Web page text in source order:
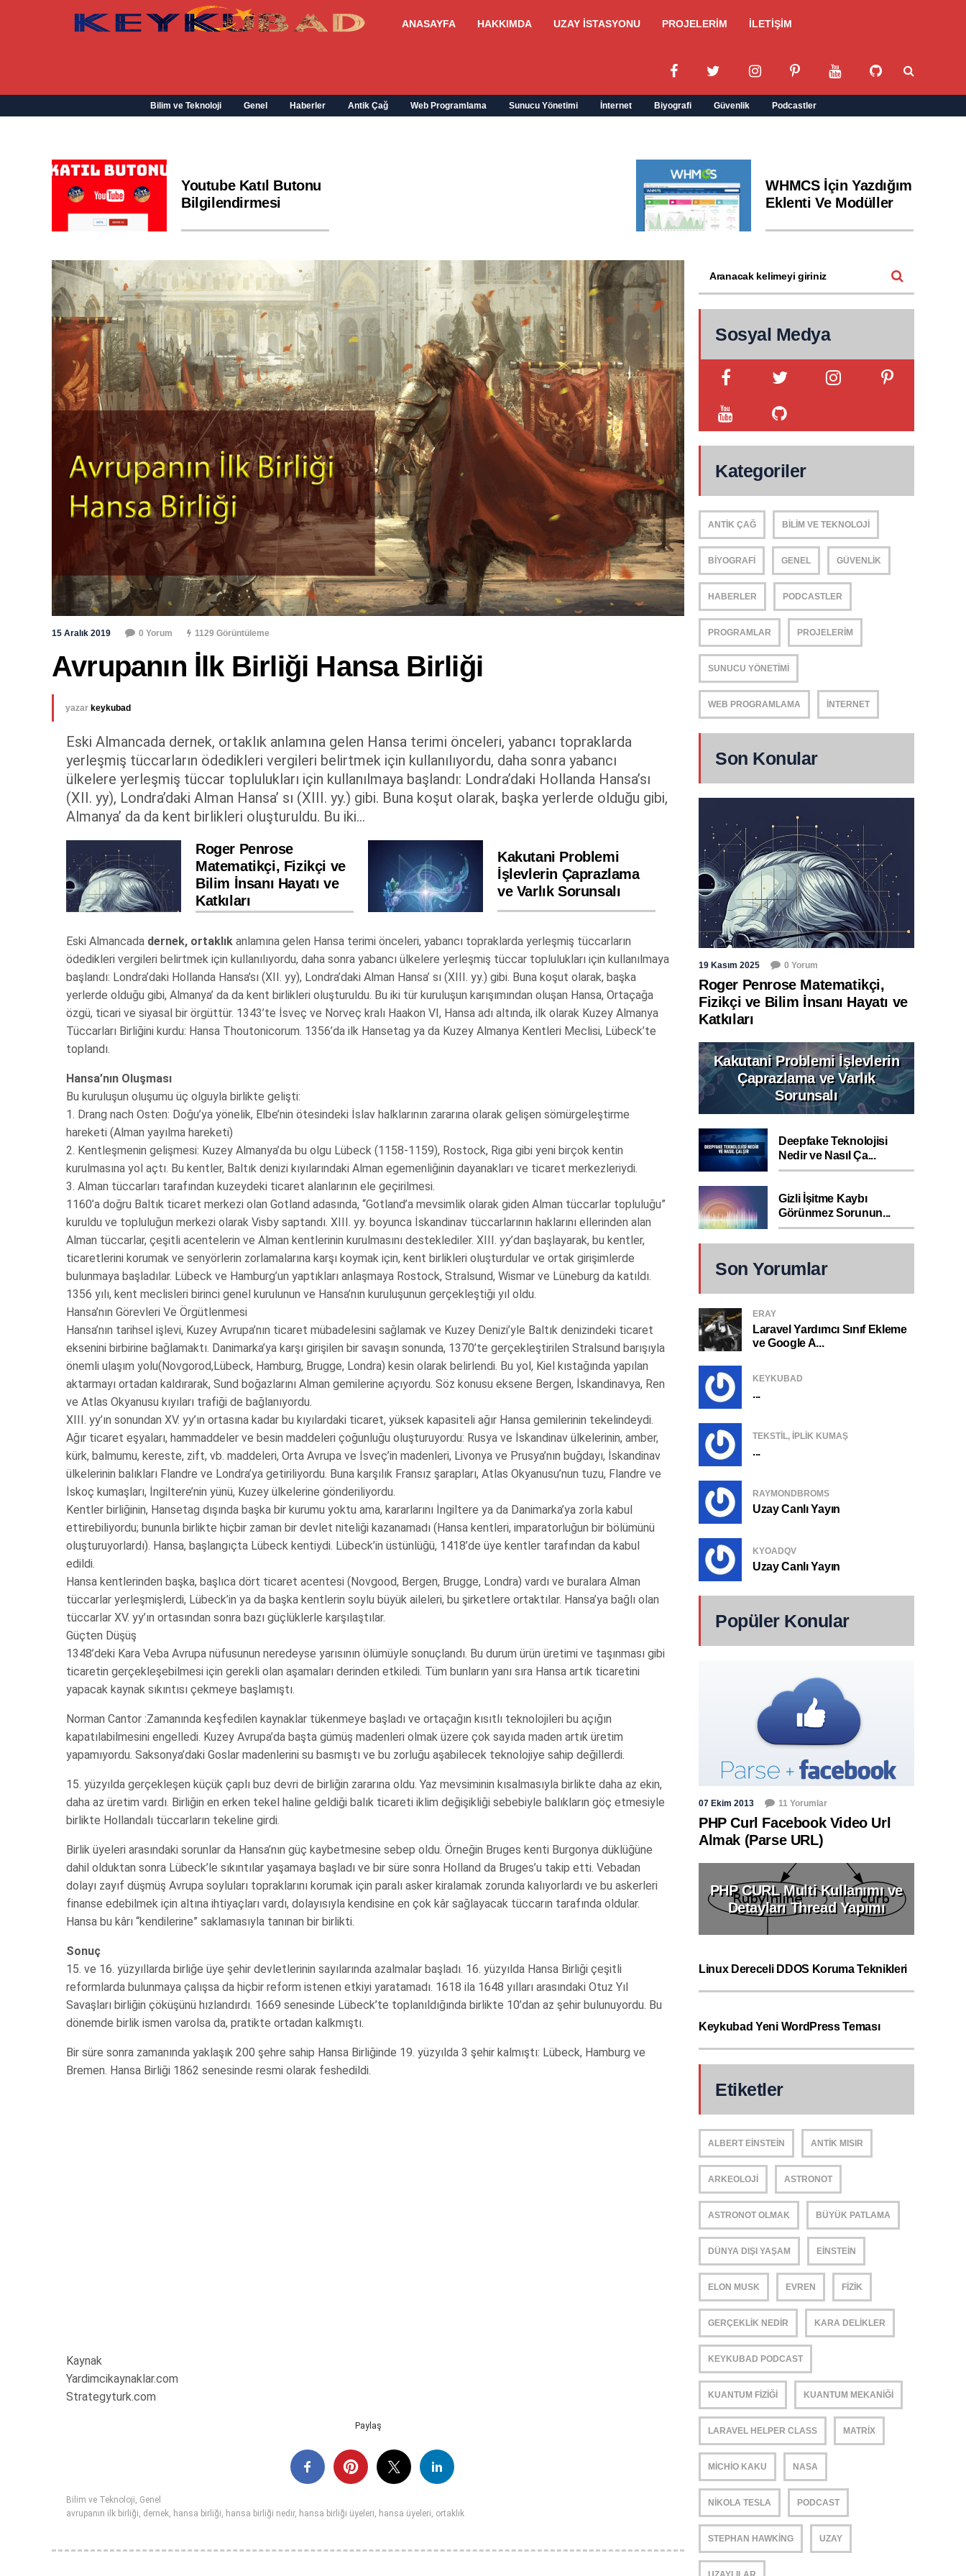
ANASAYFA HAKKIMDA UZAY İSTASYONU PROJELERİM İLETİŞİM
Bilim ve Teknoloji Genel Haberler Antik Çağ Web Programlama Sunucu Yönetimi İnternet Biyografi Güvenlik Podcastler
Youtube Katıl Butonu
Bilgilendirmesi
WHMCS İçin Yazdığım
Eklenti Ve Modüller
15 Aralık 2019 0 Yorum 1129 Görüntüleme
Avrupanın İlk Birliği Hansa Birliği
yazar keykubad
Eski Almancada dernek, ortaklık anlamına gelen Hansa terimi önceleri, yabancı topraklarda
yerleşmiş tüccarların ödedikleri vergileri belirtmek için kullanılıyordu, daha sonra yabancı
ülkelere yerleşmiş tüccar toplulukları için kullanılmaya başlandı: Londra’daki Hollanda Hansa’sı
(XII. yy), Londra’daki Alman Hansa’ sı (XIII. yy.) gibi. Buna koşut olarak, başka yerlerde olduğu gibi,
Almanya’ da da kent birlikleri oluşturuldu. Bu iki...
Roger Penrose
Matematikçi, Fizikçi ve
Bilim İnsanı Hayatı ve
Katkıları
Kakutani Problemi
İşlevlerin Çaprazlama
ve Varlık Sorunsalı
Eski Almancada dernek, ortaklık anlamına gelen Hansa terimi önceleri, yabancı topraklarda yerleşmiş tüccarların
ödedikleri vergileri belirtmek için kullanılıyordu, daha sonra yabancı ülkelere yerleşmiş tüccar toplulukları için kullanılmaya
başlandı: Londra’daki Hollanda Hansa’sı (XII. yy), Londra’daki Alman Hansa’ sı (XIII. yy.) gibi. Buna koşut olarak, başka
yerlerde olduğu gibi, Almanya’ da da kent birlikleri oluşturuldu. Bu iki tür kuruluşun karışımından oluşan Hansa, Ortaçağa
özgü, ticari ve siyasal bir örgüttür. 1343’te İsveç ve Norveç kralı Haakon VI, Hansa adı altında, ilk olarak Kuzey Almanya
Tüccarları Birliğini kurdu: Hansa Thoutonicorum. 1356’da ilk Hansetag ya da Kuzey Almanya Kentleri Meclisi, Lübeck’te
toplandı.
Hansa’nın Oluşması
Bu kuruluşun oluşumu üç olguyla birlikte gelişti:
1. Drang nach Osten: Doğu’ya yönelik, Elbe’nin ötesindeki İslav halklarının zararına olarak gelişen sömürgeleştirme
hareketi (Alman yayılma hareketi)
2. Kentleşmenin gelişmesi: Kuzey Almanya’da bu olgu Lübeck (1158-1159), Rostock, Riga gibi yeni birçok kentin
kurulmasına yol açtı. Bu kentler, Baltık denizi kıyılarındaki Alman egemenliğinin dayanakları ve ticaret merkezleriydi.
3. Alman tüccarları tarafından kuzeydeki ticaret alanlarının ele geçirilmesi.
1160’a doğru Baltık ticaret merkezi olan Gotland adasında, “Gotland’a mevsimlik olarak giden Alman tüccarlar topluluğu”
kuruldu ve topluluğun merkezi olarak Visby saptandı. XIII. yy. boyunca İskandinav tüccarlarının haklarını ellerinden alan
Alman tüccarlar, çeşitli acentelerin ve Alman kentlerinin kurulmasını desteklediler. XIII. yy’dan başlayarak, bu kentler,
ticaretlerini korumak ve senyörlerin zorlamalarına karşı koymak için, kent birlikleri oluşturdular ve ortak girişimlerde
bulunmaya başladılar. Lübeck ve Hamburg’un yaptıkları anlaşmaya Rostock, Stralsund, Wismar ve Lüneburg da katıldı.
1356 yılı, kent meclisleri birinci genel kurulunun ve Hansa’nın kuruluşunun gerçekleştiği yıl oldu.
Hansa’nın Görevleri Ve Örgütlenmesi
Hansa’nın tarihsel işlevi, Kuzey Avrupa’nın ticaret mübadelesini sağlamak ve Kuzey Denizi’yle Baltık denizindeki ticaret
eksenini birbirine bağlamaktı. Danimarka’ya karşı girişilen bir savaşın sonunda, 1370’te gerçekleştirilen Stralsund barışıyla
önemli ulaşım yolu(Novgorod,Lübeck, Hamburg, Brugge, Londra) kesin olarak belirlendi. Bu yol, Kiel kıstağında yapılan
aktarmayı ortadan kaldırarak, Sund boğazlarını Alman gemilerine açıyordu. Söz konusu eksene Bergen, İskandinavya, Ren
ve Atlas Okyanusu kıyıları trafiği de bağlanıyordu.
XIII. yy’ın sonundan XV. yy’ın ortasına kadar bu kıyılardaki ticaret, yüksek kapasiteli ağır Hansa gemilerinin tekelindeydi.
Ağır ticaret eşyaları, hammaddeler ve besin maddeleri çoğunluğu oluşturuyordu: Rusya ve İskandinav ülkelerinin, amber,
kürk, balmumu, kereste, zift, vb. maddeleri, Orta Avrupa ve İsveç’in madenleri, Livonya ve Prusya’nın buğdayı, İskandinav
ülkelerinin balıkları Flandre ve Londra’ya getiriliyordu. Buna karşılık Fransız şarapları, Atlas Okyanusu’nun tuzu, Flandre ve
İskoç kumaşları, İngiltere’nin yünü, Kuzey ülkelerine gönderiliyordu.
Kentler birliğinin, Hansetag dışında başka bir kurumu yoktu ama, kararlarını İngiltere ya da Danimarka’ya zorla kabul
ettirebiliyordu; bununla birlikte hiçbir zaman bir devlet niteliği kazanamadı (Hansa kentleri, imparatorluğun bir bölümünü
oluşturuyorlardı). Hansa, başlangıçta Lübeck kentiydi. Lübeck’in üstünlüğü, 1418’de üye kentler tarafından da kabul
edildi.
Hansa kentlerinden başka, başlıca dört ticaret acentesi (Novgood, Bergen, Brugge, Londra) vardı ve buralara Alman
tüccarlar yerleşmişlerdi, Lübeck’in ya da başka kentlerin soylu büyük aileleri, bu şirketlere ortaktılar. Hansa’ya bağlı olan
tüccarlar XV. yy’ın ortasından sonra bazı güçlüklerle karşılaştılar.
Güçten Düşüş
1348’deki Kara Veba Avrupa nüfusunun neredeyse yarısının ölümüyle sonuçlandı. Bu durum ürün üretimi ve taşınması gibi
ticaretin gerçekleşebilmesi için gerekli olan aşamaları derinden etkiledi. Tüm bunların yanı sıra Hansa artık ticaretini
yapacak kaynak sıkıntısı çekmeye başlamıştı.
Norman Cantor :Zamanında keşfedilen kaynaklar tükenmeye başladı ve ortaçağın kısıtlı teknolojileri bu açığın
kapatılabilmesini engelledi. Kuzey Avrupa’da başta gümüş madenleri olmak üzere çok sayıda maden artık üretim
yapamıyordu. Saksonya’daki Goslar madenlerini su basmıştı ve bu zorluğu aşabilecek teknolojiye sahip değillerdi.
15. yüzyılda gerçekleşen küçük çaplı buz devri de birliğin zararına oldu. Yaz mevsiminin kısalmasıyla birlikte daha az ekin,
daha az üretim vardı. Birliğin en erken tekel haline geldiği balık ticareti iklim değişikliği sebebiyle balıkların göç etmesiyle
birlikte Hollandalı tüccarların tekeline girdi.
Birlik üyeleri arasındaki sorunlar da Hansa’nın güç kaybetmesine sebep oldu. Örneğin Bruges kenti Burgonya düklüğüne
dahil olduktan sonra Lübeck’le sıkıntılar yaşamaya başladı ve bir süre sonra Holland da Bruges’u takip etti. Vebadan
dolayı zayıf düşmüş Avrupa soyluları topraklarını korumak için paralı asker kiralamak zorunda kalıyorlardı ve bu askerleri
finanse edebilmek için altına ihtiyaçları vardı, dolayısıyla kendisine en çok kâr sağlayacak tüccarın tarafında oldular.
Hansa bu kârı “kendilerine” saklamasıyla tanınan bir birlikti.
Sonuç
15. ve 16. yüzyıllarda birliğe üye şehir devletlerinin sayılarında azalmalar başladı. 16. yüzyılda Hansa Birliği çeşitli
reformlarda bulunmaya çalışsa da hiçbir reform istenen etkiyi yaratamadı. 1618 ila 1648 yılları arasındaki Otuz Yıl
Savaşları birliğin çöküşünü hızlandırdı. 1669 senesinde Lübeck’te toplanıldığında birlikte 10’dan az şehir bulunuyordu. Bu
dönemde birlik ismen varolsa da, pratikte ortadan kalkmıştı.
Bir süre sonra zamanında yaklaşık 200 şehre sahip Hansa Birliğinde 19. yüzyılda 3 şehir kalmıştı: Lübeck, Hamburg ve
Bremen. Hansa Birliği 1862 senesinde resmi olarak feshedildi.
Kaynak
Yardimcikaynaklar.com
Strategyturk.com
Paylaş
Bilim ve Teknoloji, Genel
avrupanın ilk birliği, dernek, hansa birliği, hansa birliği nedir, hansa birliği üyeleri, hansa üyeleri, ortaklık
Sosyal Medya
Kategoriler
ANTIK ÇAĞ BILIM VE TEKNOLOJI
BIYOGRAFI GENEL GÜVENLIK
HABERLER PODCASTLER
PROGRAMLAR PROJELERIM
SUNUCU YÖNETIMI
WEB PROGRAMLAMA İNTERNET
Son Konular
19 Kasım 2025 0 Yorum
Roger Penrose Matematikçi,
Fizikçi ve Bilim İnsanı Hayatı ve
Katkıları
Kakutani Problemi İşlevlerin
Çaprazlama ve Varlık
Sorunsalı
Deepfake Teknolojisi
Nedir ve Nasıl Ça...
Gizli İşitme Kaybı
Görünmez Sorunun...
Son Yorumlar
ERAY
Laravel Yardımcı Sınıf Ekleme
ve Google A...
KEYKUBAD
...
TEKSTIL, IPLIK KUMAŞ
...
RAYMONDBROMS
Uzay Canlı Yayın
KYOADQV
Uzay Canlı Yayın
Popüler Konular
07 Ekim 2013 11 Yorumlar
PHP Curl Facebook Video Url
Almak (Parse URL)
PHP CURL Multi Kullanımı ve
Detayları Thread Yapımı
Linux Dereceli DDOS Koruma Teknikleri
Keykubad Yeni WordPress Teması
Etiketler
ALBERT EINSTEIN ANTIK MISIR
ARKEOLOJI ASTRONOT
ASTRONOT OLMAK BÜYÜK PATLAMA
DÜNYA DIŞI YAŞAM EINSTEIN
ELON MUSK EVREN FIZIK
GERÇEKLIK NEDIR KARA DELIKLER
KEYKUBAD PODCAST
KUANTUM FIZIĞI KUANTUM MEKANIĞI
LARAVEL HELPER CLASS MATRIX
MICHIO KAKU NASA
NIKOLA TESLA PODCAST
STEPHAN HAWKING UZAY